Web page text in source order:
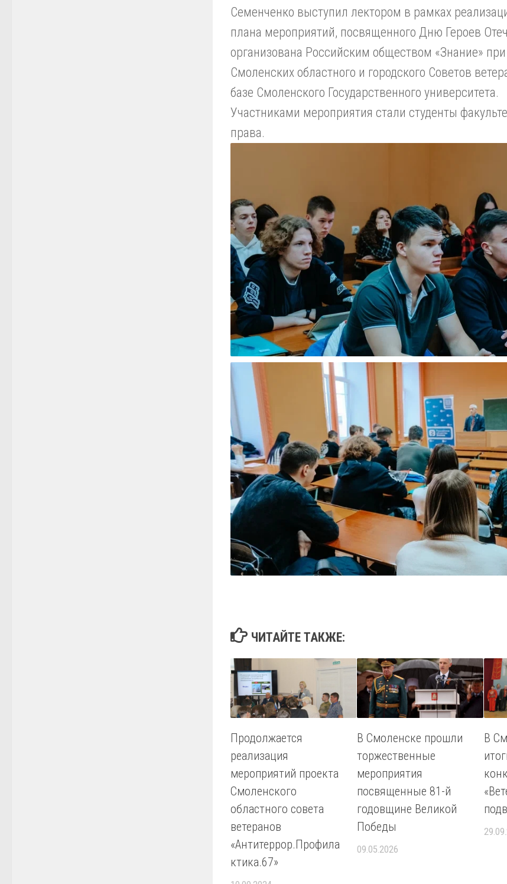
Семенченко выступил лектором в рамках
плана мероприятий, посвященного Дню Героев
организована Российским обществом «Знание»
Смоленских областного и городского Советов
базе Смоленского Государственного университета.
Участниками мероприятия стали студенты
права.
ЧИТАЙТЕ ТАКЖЕ:
Продолжается
реализация
мероприятий проекта
Смоленского
областного совета
ветеранов
«Антитеррор.Профила
ктика.67»
В Смоленске прошли
торжественные
мероприятия
посвященные 81-й
годовщине Великой
Победы
09.05.2026
В